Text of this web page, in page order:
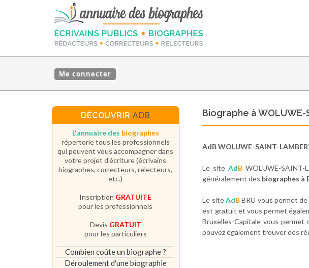
Me connecter
Biographe à
AdB WOLUWE-SAINT-
Le siteAdB WOLUWE-
généralement des biographes à
Le siteAdBBRU vous permet
est gratuit et vous permet
Bruxelles-Capitale vous permet
pouvez également trouver des
DÉCOUVRIRADB
L'annuaire des biographes
répertorie tous les professionnels
qui peuvent vous accompagner dans
votre projet d'écriture (écrivains
biographes, correcteurs, relecteurs,
etc.)
Inscription GRATUITE
pour les professionnels
Devis GRATUIT
pour les particuliers
Combien coûte un biographe ?
Déroulement d'une biographie